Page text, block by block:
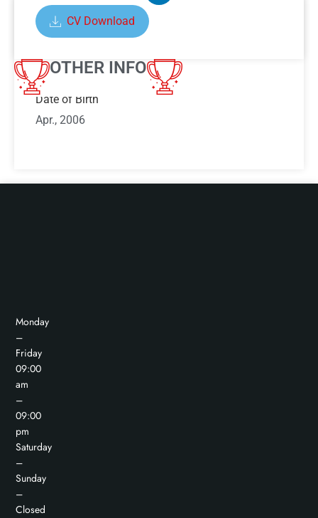
CV Download
OTHER INFO
ABOUT SOEREN KRESSNER
Date of Birth
Apr., 2006
Monday
–
Friday
09:00
am
–
09:00
pm
Saturday
–
Sunday
–
Closed